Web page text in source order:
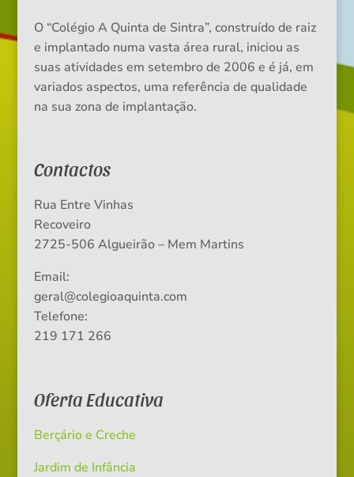
O “Colégio A Quinta de Sintra”, construído de raiz
e implantado numa vasta área rural, iniciou as
suas atividades em setembro de 2006 e é já, em
variados aspectos, uma referência de qualidade
na sua zona de implantação.
Contactos
Rua Entre Vinhas
Recoveiro
2725-506 Algueirão – Mem Martins
Email:
geral@colegioaquinta.com
Telefone:
219 171 266
Oferta Educativa
Berçário e Creche
Jardim de Infância